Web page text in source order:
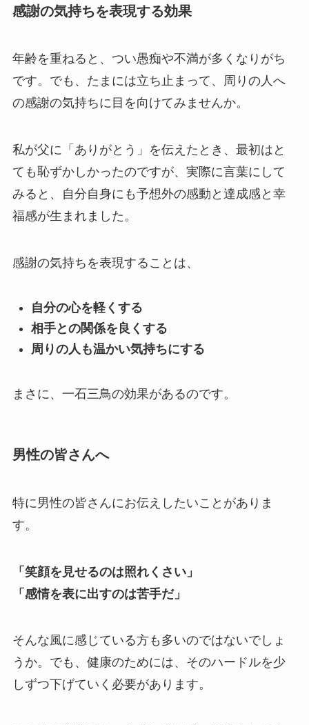
感謝の気持ちを表現する効果
年齢を重ねると、つい愚痴や不満が多くなりがち
です。でも、たまには立ち止まって、周りの人へ
の感謝の気持ちに目を向けてみませんか。
私が父に「ありがとう」を伝えたとき、最初はと
ても恥ずかしかったのですが、実際に言葉にして
みると、自分自身にも予想外の感動と達成感と幸
福感が生まれました。
感謝の気持ちを表現することは、
自分の心を軽くする
相手との関係を良くする
周りの人も温かい気持ちにする
まさに、一石三鳥の効果があるのです。
男性の皆さんへ
特に男性の皆さんにお伝えしたいことがありま
す。
「笑顔を見せるのは照れくさい」
「感情を表に出すのは苦手だ」
そんな風に感じている方も多いのではないでしょ
うか。でも、健康のためには、そのハードルを少
しずつ下げていく必要があります。